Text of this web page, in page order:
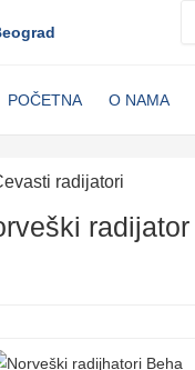
POČETNA O NAMA
radijatori
radijator